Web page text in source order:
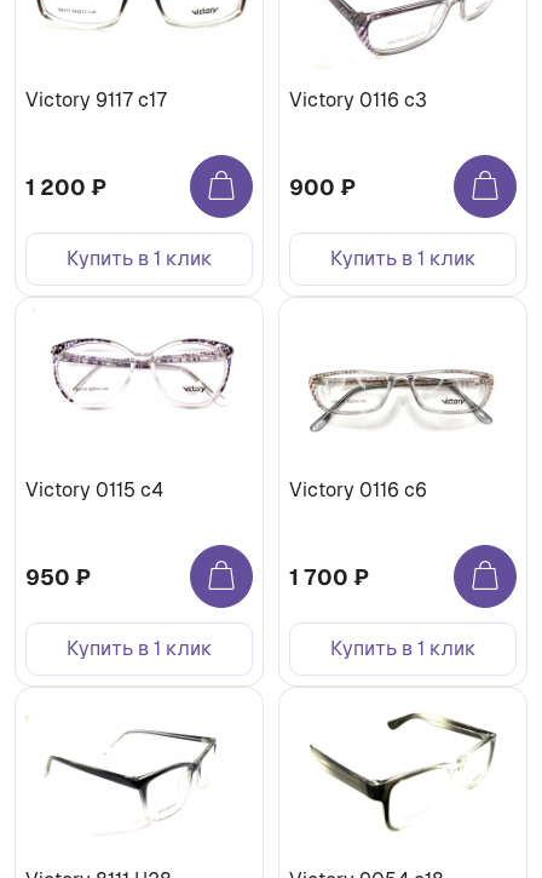
Victory 9117 c17
1 200 ₽
Купить в 1 клик
Victory 0116 c3
900 ₽
Купить в 1 клик
Victory 0115 c4
950 ₽
Купить в 1 клик
Victory 0116 c6
1 700 ₽
Купить в 1 клик